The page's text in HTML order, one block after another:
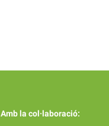
Amb la col·laboració: